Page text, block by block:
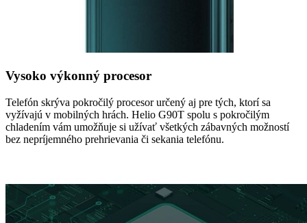
Vysoko výkonný procesor
Telefón skrýva pokročilý procesor určený aj pre tých, ktorí sa
vyžívajú v mobilných hrách. Helio G90T spolu s pokročilým
chladením vám umožňuje si užívať všetkých zábavných možností
bez nepríjemného prehrievania či sekania telefónu.